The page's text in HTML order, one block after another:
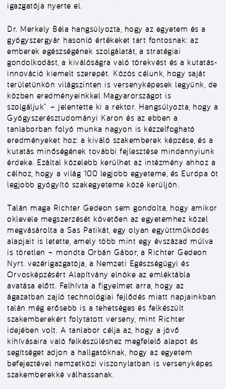
igazgatója nyerte el.
Dr. Merkely Béla hangsúlyozta, hogy az egyetem és a
gyógyszergyár hasonló értékeket tart fontosnak: az
emberek egészségének szolgálatát, a stratégiai
gondolkodást, a kiválóságra való törekvést és a kutatás-
innováció kiemelt szerepét. Közös célunk, hogy saját
területünkön világszinten is versenyképesek legyünk, de
közben eredményeinkkel Magyarországot is
szolgáljuk” – jelentette ki a rektor. Hangsúlyozta, hogy a
Gyógyszerésztudományi Karon és az ebben a
tanlaborban folyó munka nagyon is kézzelfogható
eredményeket hoz: a kiváló szakemberek képzése, és a
kutatás minőségének további fejlesztése mindannyiunk
érdeke. Ezáltal közelebb kerülhet az intézmény ahhoz a
célhoz, hogy a világ 100 legjobb egyeteme, és Európa öt
legjobb gyógyító szakegyeteme közé kerüljön.
Talán maga Richter Gedeon sem gondolta, hogy amikor
oklevele megszerzését követően az egyetemhez közel
megvásárolta a Sas Patikát, egy olyan együttműködés
alapjait is letette, amely több mint egy évszázad múlva
is töretlen – mondta Orbán Gábor, a Richter Gedeon
Nyrt. vezérigazgatója, a Nemzeti Egészségügyi és
Orvosképzésért Alapítvány elnöke az emléktábla
avatása előtt. Felhívta a figyelmet arra, hogy az
ágazatban zajló technológiai fejlődés miatt napjainkban
talán még erősebb is a tehetséges és felkészült
szakemberekért folytatott verseny, mint Richter
idejében volt. A tanlabor célja az, hogy a jövő
kihívásaira való felkészüléshez megfelelő alapot és
segítséget adjon a hallgatóknak, hogy az egyetem
befejeztével nemzetközi viszonylatban is versenyképes
szakemberekké válhassanak.